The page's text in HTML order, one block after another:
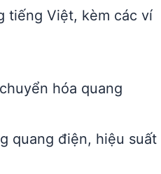
tiếng Việt, kèm các ví
hóa quang
quang điện, hiệu suất